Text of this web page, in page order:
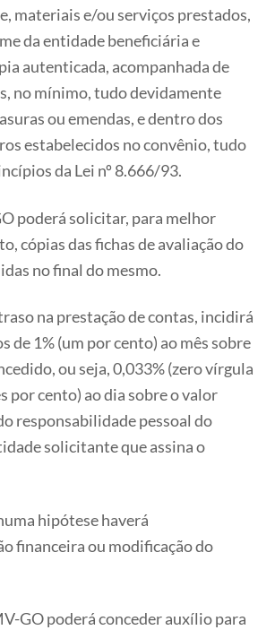
materiais e/ou serviços prestados,
da entidade beneficiária e
autenticada, acompanhada de
no mínimo, tudo devidamente
ou emendas, e dentro dos
estabelecidos no convênio, tudo
da Lei nº 8.666/93.
poderá solicitar, para melhor
cópias das fichas de avaliação do
no final do mesmo.
na prestação de contas, incidirá
de 1% (um por cento) ao mês sobre
ou seja, 0,033% (zero vírgula
por cento) ao dia sobre o valor
responsabilidade pessoal do
solicitante que assina o
hipótese haverá
financeira ou modificação do
GO poderá conceder auxílio para